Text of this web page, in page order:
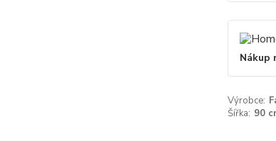
Nákup
Výrobce:
Šířka: 90